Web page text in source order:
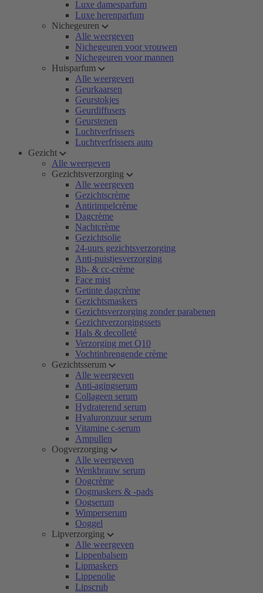
Luxe damesparfum
Luxe herenparfum
Nichegeuren
Alle weergeven
Nichegeuren voor vrouwen
Nichegeuren voor mannen
Huisparfum
Alle weergeven
Geurkaarsen
Geurstokjes
Geurdiffusers
Geurstenen
Luchtverfrissers
Luchtverfrissers auto
Gezicht
Alle weergeven
Gezichtsverzorging
Alle weergeven
Gezichtscrème
Antirimpelcrème
Dagcrème
Nachtcrème
Gezichtsolie
24-uurs gezichtsverzorging
Anti-puistjesverzorging
Bb- & cc-crème
Face mist
Getinte dagcrème
Gezichtsmaskers
Gezichtsverzorging zonder parabenen
Gezichtverzorgingssets
Hals & decolleté
Verzorging met Q10
Vochtinbrengende crème
Gezichtsserum
Alle weergeven
Anti-agingserum
Collageen serum
Hydraterend serum
Hyaluronzuur serum
Vitamine c-serum
Ampullen
Oogverzorging
Alle weergeven
Wenkbrauw serum
Oogcrème
Oogmaskers & -pads
Oogserum
Wimperserum
Ooggel
Lipverzorging
Alle weergeven
Lippenbalsem
Lipmaskers
Lippenolie
Lipscrub